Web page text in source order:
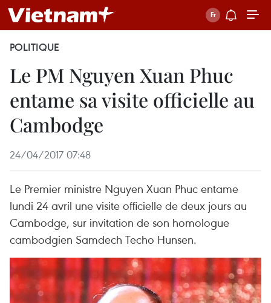
POLITIQUE
Le PM Nguyen Xuan Phuc
entame sa visite officielle au
Cambodge
24/04/2017 07:48
Le Premier ministre Nguyen Xuan Phuc entame
lundi 24 avril une visite officielle de deux jours au
Cambodge, sur invitation de son homologue
cambodgien Samdech Techo Hunsen.